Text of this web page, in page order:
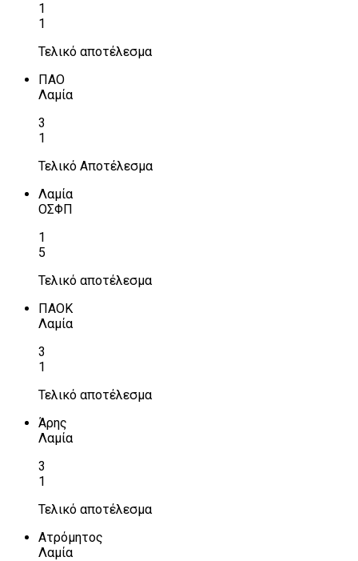
1
1
Τελικό αποτέλεσμα
ΠΑΟ
Λαμία
3
1
Τελικό Αποτέλεσμα
Λαμία
ΟΣΦΠ
1
5
Τελικό αποτέλεσμα
ΠΑΟΚ
Λαμία
3
1
Τελικό αποτέλεσμα
Άρης
Λαμία
3
1
Τελικό αποτέλεσμα
Ατρόμητος
Λαμία